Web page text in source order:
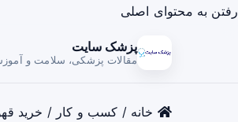
رفتن به محتوای اصلی
پزشک سایت
مقالات پزشکی، سلامت و
خانه / کسب و کار / خرید